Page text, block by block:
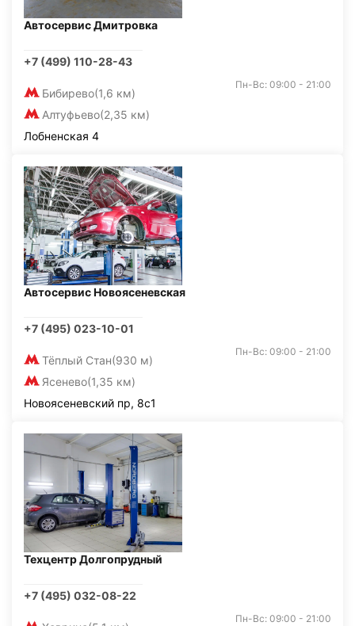
Автосервис Дмитровка
+7 (499) 110-28-43
Бибирево(1,6 км)
Алтуфьево(2,35 км)
Пн-Вс: 09:00 - 21:00
Лобненская 4
Автосервис Новоясеневская
+7 (495) 023-10-01
Тёплый Стан(930 м)
Ясенево(1,35 км)
Пн-Вс: 09:00 - 21:00
Новоясеневский пр, 8с1
Техцентр Долгопрудный
+7 (495) 032-08-22
Пн-Вс: 09:00 - 21:00